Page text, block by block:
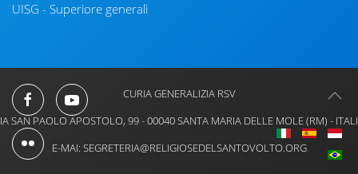
UISG - Superiore generali
CURIA GENERALIZIA RSV
SAN PAOLO APOSTOLO, 99 - 00040 SANTA MARIA DELLE MOLE (RM) -
E-MAI: SEGRETERIA@RELIGIOSEDELSANTOVOLTO.ORG